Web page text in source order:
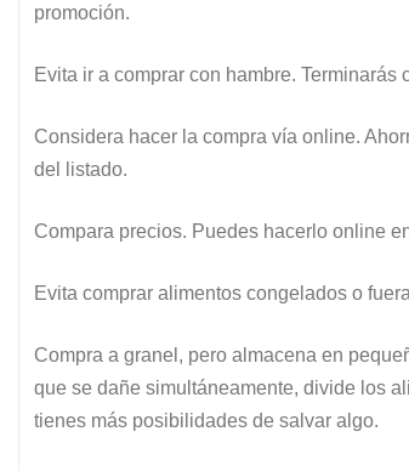
promoción.
Evita ir a comprar con hambre.
Considera hacer la compra vía online.
del listado.
Compara precios. Puedes hacerlo online
Evita comprar alimentos congelados o
Compra a granel, pero almacena en
que se dañe simultáneamente, divide los
tienes más posibilidades de salvar algo.